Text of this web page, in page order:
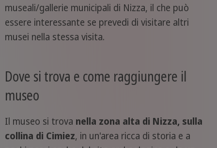
museali/gallerie municipali di Nizza, il che può
essere interessante se prevedi di visitare altri
musei nella stessa visita.
Dove si trova e come raggiungere il
museo
Il museo si trova nella zona alta di Nizza, sulla
collina di Cimiez, in un'area ricca di storia e a